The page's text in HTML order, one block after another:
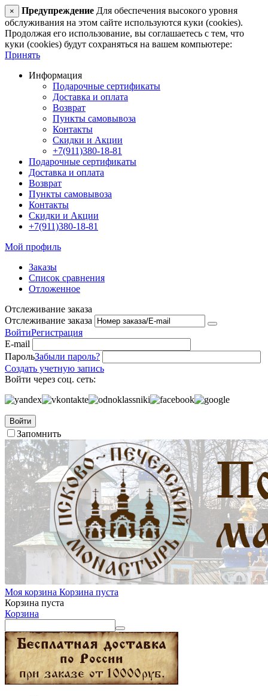
× Предупреждение Для обеспечения высокого уровня
обслуживания на этом сайте используются куки (cookies).
Продолжая его использование, вы соглашаетесь с тем, что
куки (cookies) будут сохраняться на вашем компьютере:
Принять
Информация
Подарочные сертификаты
Доставка и оплата
Возврат
Пункты самовывоза
Контакты
Скидки и Акции
+7(911)380-18-81
Подарочные сертификаты
Доставка и оплата
Возврат
Пункты самовывоза
Контакты
Скидки и Акции
+7(911)380-18-81
Мой профиль
Заказы
Список сравнения
Отложенное
Отслеживание заказа
Отслеживание заказа
ВойтиРегистрация
E-mail
ПарольЗабыли пароль?
Создать учетную запись
Войти через соц. сеть:
Войти
Запомнить
Моя корзина Корзина пуста
Корзина пуста
Корзина